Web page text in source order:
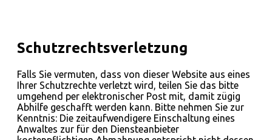
Schutzrechtsverletzung
Falls Sie vermuten, dass von dieser Website aus eines
Ihrer Schutzrechte verletzt wird, teilen Sie das bitte
umgehend per elektronischer Post mit, damit zügig
Abhilfe geschafft werden kann. Bitte nehmen Sie zur
Kenntnis: Die zeitaufwendigere Einschaltung eines
Anwaltes zur für den Diensteanbieter